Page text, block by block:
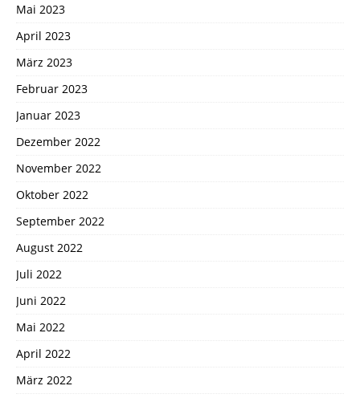
Mai 2023
April 2023
März 2023
Februar 2023
Januar 2023
Dezember 2022
November 2022
Oktober 2022
September 2022
August 2022
Juli 2022
Juni 2022
Mai 2022
April 2022
März 2022